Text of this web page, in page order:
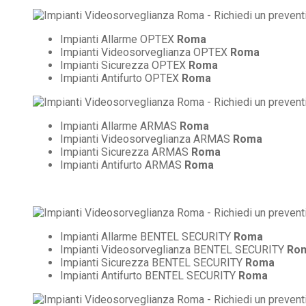
Impianti Allarme OPTEX Roma
Impianti Videosorveglianza OPTEX Roma
Impianti Sicurezza OPTEX Roma
Impianti Antifurto OPTEX Roma
Impianti Allarme ARMAS Roma
Impianti Videosorveglianza ARMAS Roma
Impianti Sicurezza ARMAS Roma
Impianti Antifurto ARMAS Roma
Impianti Allarme BENTEL SECURITY Roma
Impianti Videosorveglianza BENTEL SECURITY
Impianti Sicurezza BENTEL SECURITY Roma
Impianti Antifurto BENTEL SECURITY Roma